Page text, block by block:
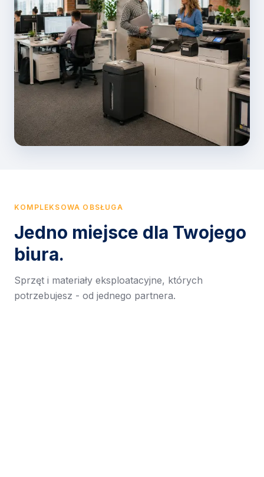
KOMPLEKSOWA OBSŁUGA
Jedno miejsce dla Twojego
biura.
Sprzęt i materiały eksploatacyjne, których
potrzebujesz - od jednego partnera.